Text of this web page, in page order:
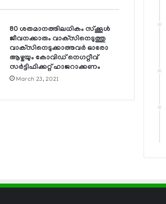
80 ശതമാനത്തിലധികം സ്‌ക്കൂള്‍
ജീവനക്കാരും വാക്‌സിനെടുത്തു
വാക്‌സിനെടുക്കാത്തവര്‍ ഓരോ
ആഴ്ചയും കോവിഡ് നെഗറ്റീവ്
സര്‍ട്ടിഫിക്കറ്റ് ഹാജറാക്കണം
March 23, 2021